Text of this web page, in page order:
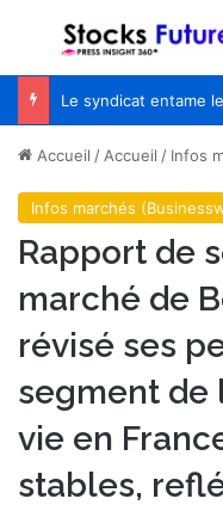
Menu
Accueil /Accueil / Infos
Infos marchés
Rapport de
marché de
révisé ses
segment de
vie en
stables,